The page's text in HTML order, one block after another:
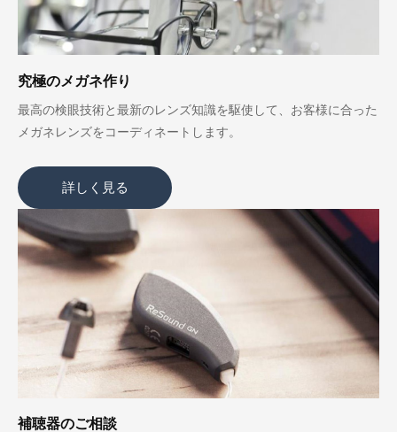
究極のメガネ作り
最高の検眼技術と最新のレンズ知識を駆使して、お客様に合った
メガネレンズをコーディネートします。
詳しく見る
補聴器のご相談